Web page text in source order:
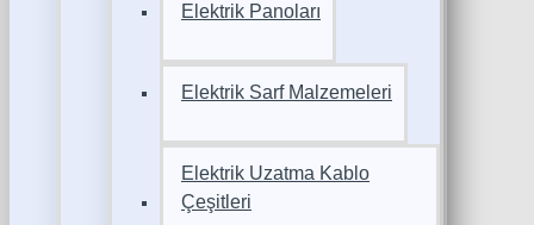
Elektrik Panoları
Elektrik Sarf Malzemeleri
Elektrik Uzatma Kablo
Çeşitleri